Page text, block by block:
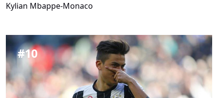
Kylian Mbappe-Monaco
#10